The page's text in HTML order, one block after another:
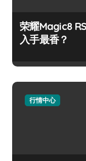
荣耀Magic8
入手最香？
行情中心